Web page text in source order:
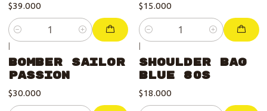
$39.000
Cantidad
$15.000
Cantidad
Bomber Sailor
Passion
$30.000
Shoulder bag
Blue 80s
$18.000